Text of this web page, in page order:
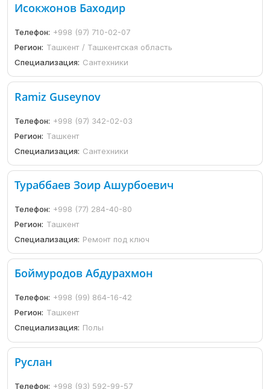
Исокжонов Баходир
Телефон: +998 (97) 710-02-07
Регион: Ташкент / Ташкентская область
Специализация: Сантехники
Ramiz Guseynov
Телефон: +998 (97) 342-02-03
Регион: Ташкент
Специализация: Сантехники
Тураббаев Зоир Ашурбоевич
Телефон: +998 (77) 284-40-80
Регион: Ташкент
Специализация: Ремонт под ключ
Боймуродов Абдурахмон
Телефон: +998 (99) 864-16-42
Регион: Ташкент
Специализация: Полы
Руслан
Телефон: +998 (93) 592-99-57